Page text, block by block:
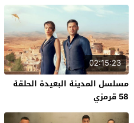
02:15:23
مسلسل المدينة البعيدة الحلقة
58 قرمزي